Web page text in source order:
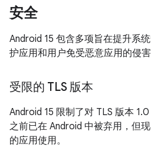
安全
Android 15 包含多项旨在提升系
护应用和用户免受恶意应用的侵害
受限的 TLS 版本
Android 15 限制了对 TLS 版本
之前已在 Android 中被弃用，但
的应用使用。